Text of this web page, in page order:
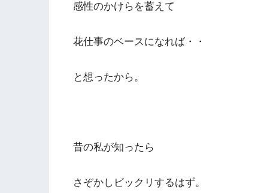
感性のかけらを蓄えて
花仕事のベースになれば・・
と想ったから。
昔の私が知ったら
さぞかしビックリするはず。